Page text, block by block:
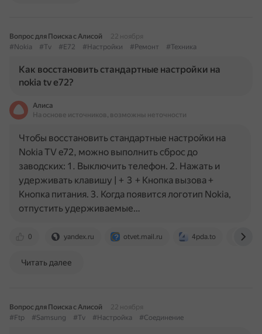
Вопрос для Поиска с Алисой
22 ноября
#Nokia
#Tv #E72 #Настройки #Ремонт #Техника
Как восстановить стандартные настройки на
nokia tv e72?
Алиса
На основе источников, возможны неточности
0 yandex.ru otvet.mail.ru 4pda.to
Чтобы восстановить стандартные настройки на
Nokia TV e72, можно выполнить сброс до
заводских: 1. Выключить телефон. 2. Нажать и
удерживать клавишу | + 3 + Кнопка вызова +
Кнопка питания. 3. Когда появится логотип Nokia,
отпустить удерживаемые…
Читать далее
Вопрос для Поиска с Алисой
22 ноября
#Ftp
#Samsung #Tv #Настройка #Соединение